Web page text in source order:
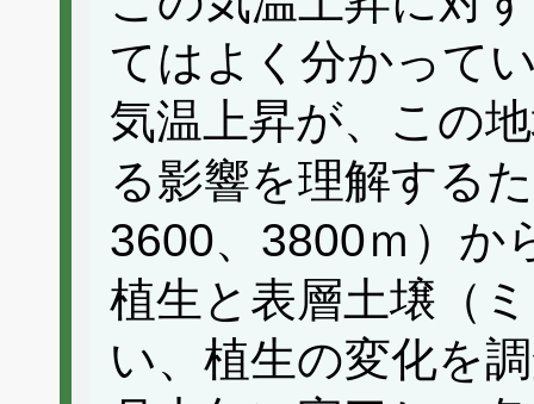
てはよく分かって
気温上昇が、この
る影響を理解する
3600、3800ｍ）か
植生と表層土壌（
い、植生の変化を